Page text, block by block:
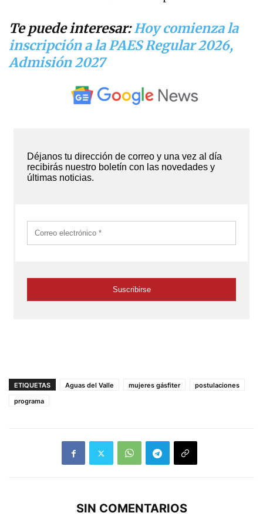
Te puede interesar:Hoy comienza la
inscripción a la PAES Regular 2026,
Admisión 2027
ETIQUETAS Aguas del Valle mujeres gásfiter
postulaciones
programa
SIN COMENTARIOS